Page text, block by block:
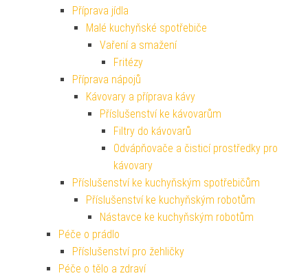
Příprava jídla
Malé kuchyňské spotřebiče
Vaření a smažení
Fritézy
Příprava nápojů
Kávovary a příprava kávy
Příslušenství ke kávovarům
Filtry do kávovarů
Odvápňovače a čisticí prostředky pro
kávovary
Příslušenství ke kuchyňským spotřebičům
Příslušenství ke kuchyňským robotům
Nástavce ke kuchyňským robotům
Péče o prádlo
Příslušenství pro žehličky
Péče o tělo a zdraví